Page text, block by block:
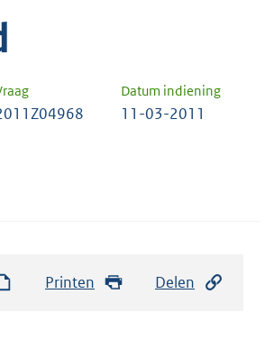
Datum indiening
11-03-2011
Printen Delen